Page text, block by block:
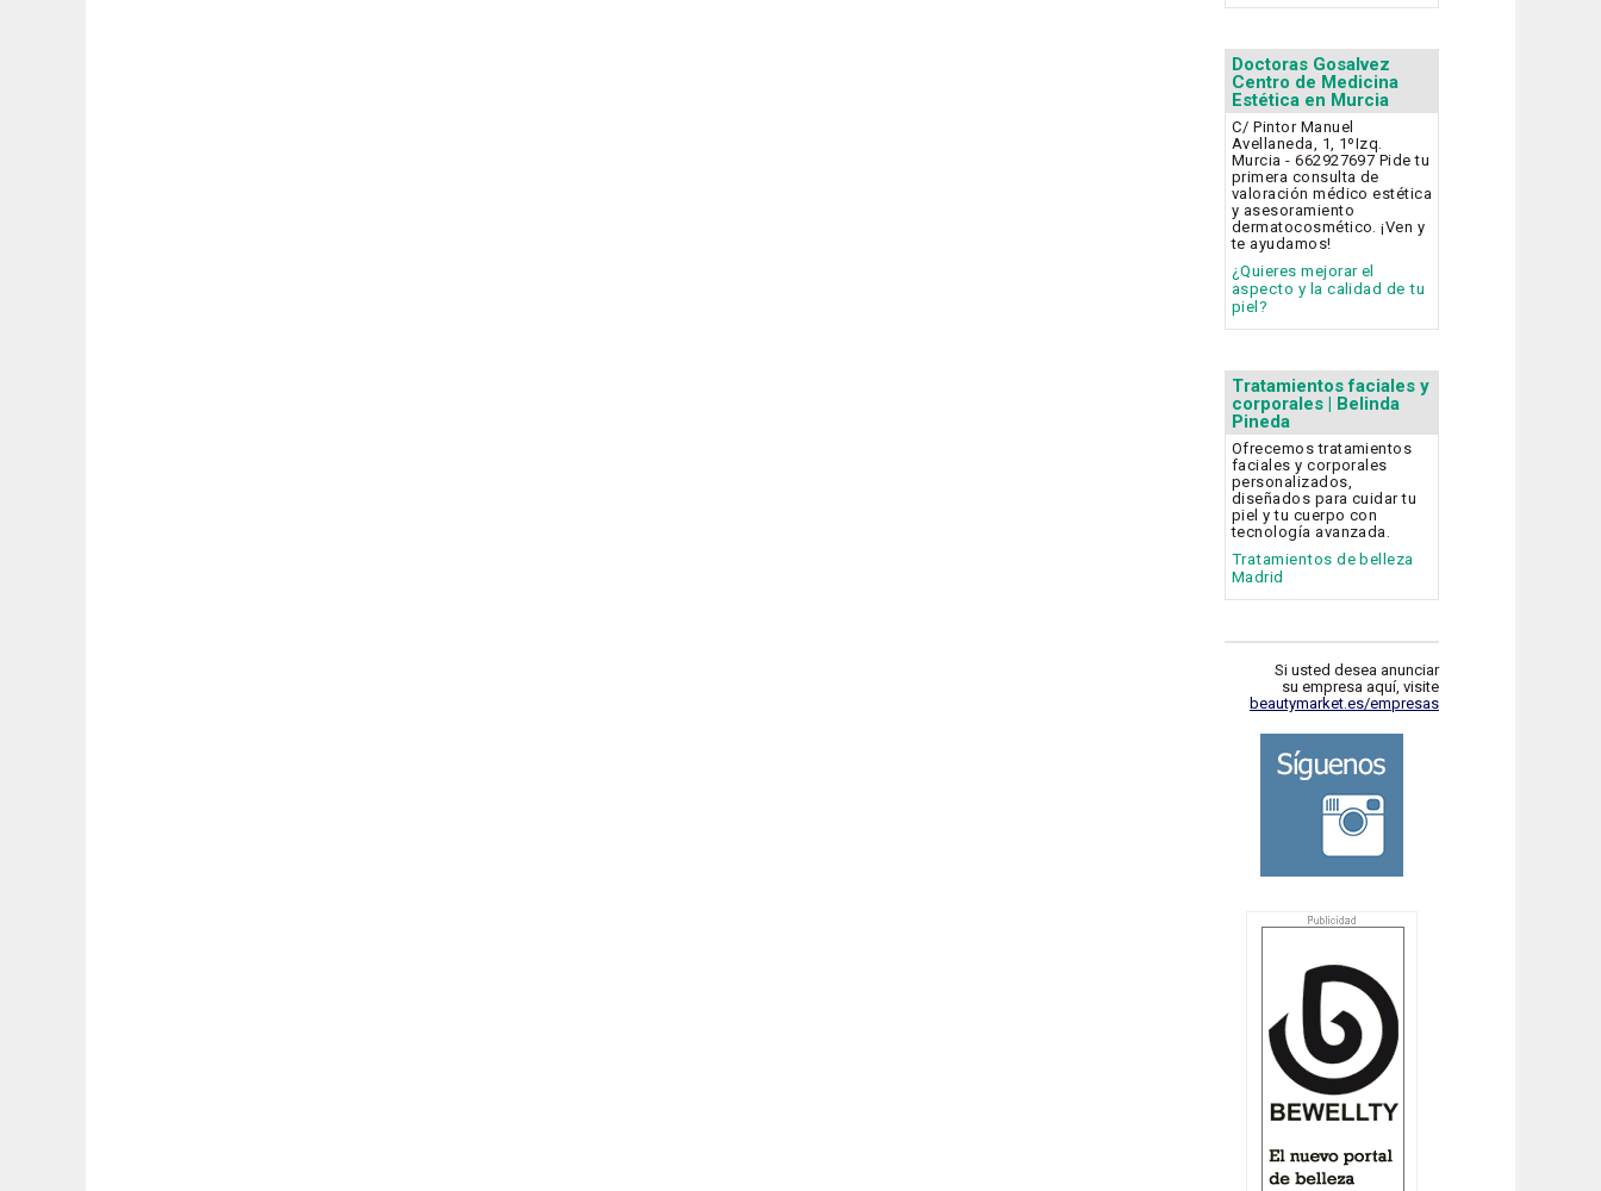
Doctoras Gosalvez
Centro de Medicina
Estética en Murcia
C/ Pintor Manuel
Avellaneda, 1, 1ºIzq.
Murcia - 662927697 Pide tu
primera consulta de
valoración médico estética
y asesoramiento
dermatocosmético. ¡Ven y
te ayudamos!
¿Quieres mejorar el
aspecto y la calidad de tu
piel?
Tratamientos faciales y
corporales | Belinda
Pineda
Ofrecemos tratamientos
faciales y corporales
personalizados,
diseñados para cuidar tu
piel y tu cuerpo con
tecnología avanzada.
Tratamientos de belleza
Madrid
Si usted desea anunciar
su empresa aquí, visite
beautymarket.es/empresas